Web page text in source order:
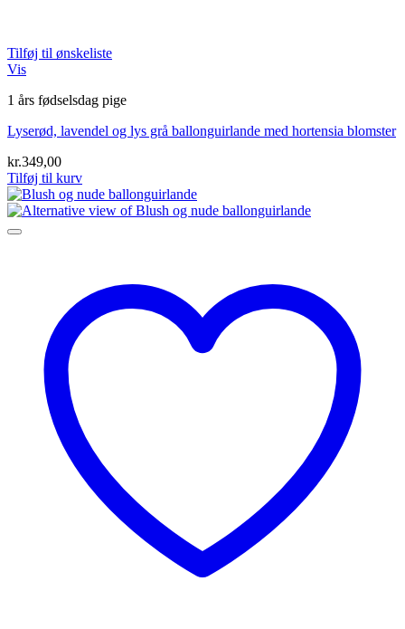
Tilføj til ønskeliste
Vis
1 års fødselsdag pige
Lyserød, lavendel og lys grå ballonguirlande med hortensia blomster
kr.349,00
Tilføj til kurv